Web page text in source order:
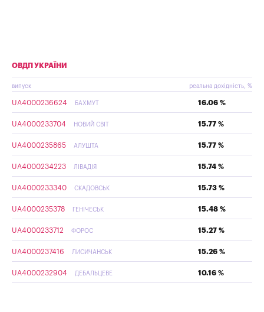
ОВДП УКРАЇНИ
випуск реальна дохідність, %
UA4000236624 БАХМУТ 16.06 %
UA4000233704 НОВИЙ СВІТ 15.77 %
UA4000235865 АЛУШТА 15.77 %
UA4000234223 ЛІВАДІЯ 15.74 %
UA4000233340 СКАДОВСЬК 15.73 %
UA4000235378 ГЕНІЧЕСЬК 15.48 %
UA4000233712 ФОРОС 15.27 %
UA4000237416 ЛИСИЧАНСЬК 15.26 %
UA4000232904 ДЕБАЛЬЦЕВЕ 10.16 %